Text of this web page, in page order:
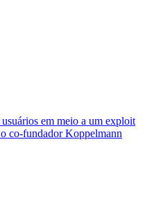
usuários em meio a um exploit
o co-fundador Koppelmann